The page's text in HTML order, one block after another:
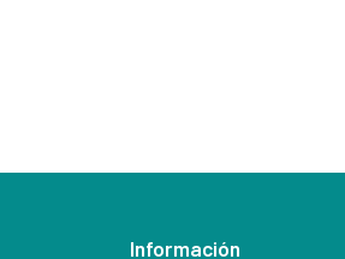
Información